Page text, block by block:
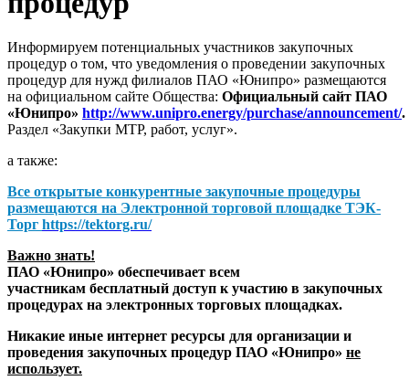
Информируем потенциальных участников закупочных
процедур о том, что уведомления о проведении закупочных
процедур для нужд филиалов ПАО «Юнипро» размещаются
на официальном сайте Общества: Официальный сайт ПАО
«Юнипро» http://www.unipro.energy/purchase/announcement/.
Раздел «Закупки МТР, работ, услуг».
а также:
Все открытые конкурентные закупочные процедуры
размещаются на Электронной торговой площадке ТЭК-
Торг https://tektorg.ru/
Важно знать!
ПАО «Юнипро» обеспечивает всем
участникам бесплатный доступ к участию в закупочных
процедурах на электронных торговых площадках.
Никакие иные интернет ресурсы для организации и
проведения закупочных процедур ПАО «Юнипро» не
использует.